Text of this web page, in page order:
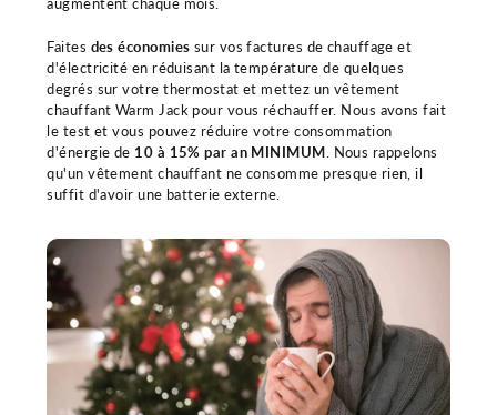
Faites des économies sur vos factures de chauffage et
d'électricité en réduisant la température de quelques
degrés sur votre thermostat et mettez un vêtement
chauffant Warm Jack pour vous réchauffer. Nous avons fait
le test et vous pouvez réduire votre consommation
d'énergie de 10 à 15% par an MINIMUM . Nous rappelons
qu'un vêtement chauffant ne consomme presque rien, il
suffit d'avoir une batterie externe.